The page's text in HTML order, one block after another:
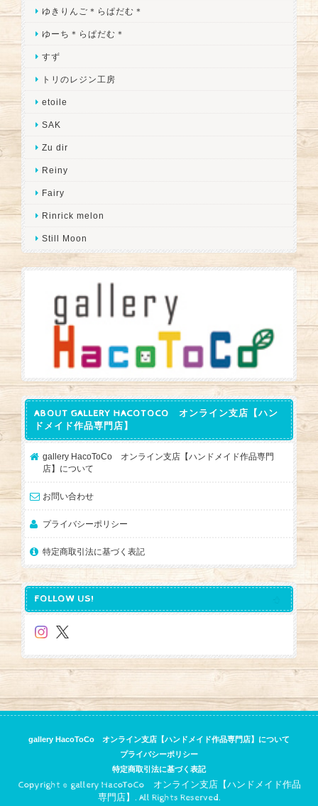
ゆきりんご＊らぱだむ＊
ゆーち＊らぱだむ＊
すず
トリのレジン工房
etoile
SAK
Zu dir
Reiny
Fairy
Rinrick melon
Still Moon
ABOUT GALLERY HACOTOCO オンライン支店【ハン
ドメイド作品専門店】
gallery HacoToCo オンライン支店【ハンドメイド作品専門
店】について
お問い合わせ
プライバシーポリシー
特定商取引法に基づく表記
FOLLOW US!
gallery HacoToCo オンライン支店【ハンドメイド作品専門店】について
プライバシーポリシー
特定商取引法に基づく表記
Copyright © gallery HacoToCo オンライン支店【ハンドメイド作品
専門店】. All Rights Reserved.